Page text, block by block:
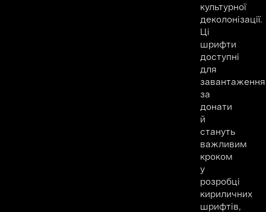
культурної
деколонізації.
Ці
шрифти
доступні
для
завантаження
за
донати
й
стануть
важливим
кроком
у
розробці
кириличних
шрифтів,